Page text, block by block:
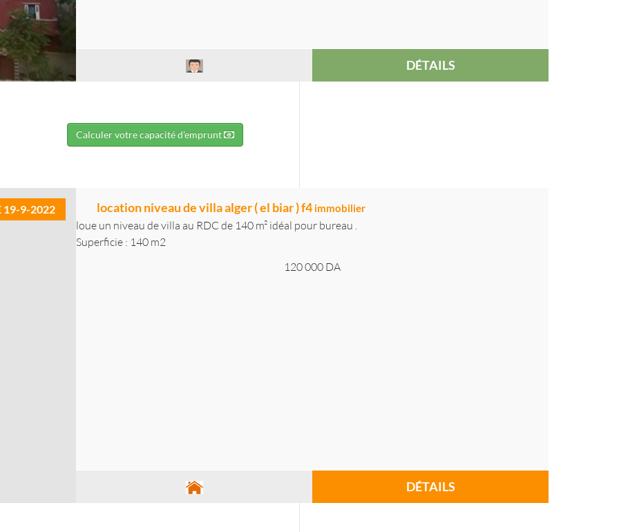
DÉTAILS
Calculer votre capacité d'emprunt
19-9-2022 location niveau de villa alger ( el biar ) f4 immobilier
loue un niveau de villa au RDC de 140 m² idéal pour bureau .
Superficie : 140 m2
120 000 DA
DÉTAILS